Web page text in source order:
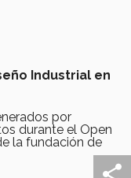
Industrial en
por
durante el Open
la fundación de